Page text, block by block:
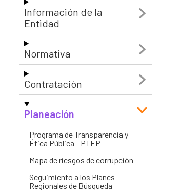
Entes y autoridades que vigilan
Otras entidades relacionadas
Información de la
Entidad
Normativa
Contratación
Planeación
Programa de Transparencia y
Ética Pública - PTEP
Mapa de riesgos de corrupción
Seguimiento a los Planes
Regionales de Búsqueda